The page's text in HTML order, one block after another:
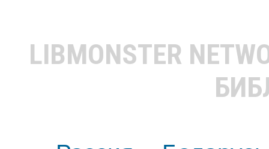
LIBMONSTER